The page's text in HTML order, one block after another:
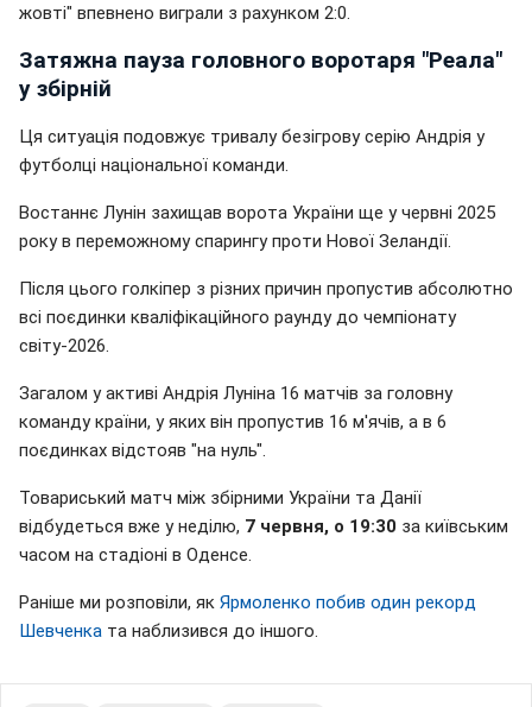
жовті" впевнено виграли з рахунком 2:0.
Затяжна пауза головного воротаря "Реала"
у збірній
Ця ситуація подовжує тривалу безігрову серію Андрія у
футболці національної команди.
Востаннє Лунін захищав ворота України ще у червні 2025
року в переможному спарингу проти Нової Зеландії.
Після цього голкіпер з різних причин пропустив абсолютно
всі поєдинки кваліфікаційного раунду до чемпіонату
світу-2026.
Загалом у активі Андрія Луніна 16 матчів за головну
команду країни, у яких він пропустив 16 м'ячів, а в 6
поєдинках відстояв "на нуль".
Товариський матч між збірними України та Данії
відбудеться вже у неділю, 7 червня, о 19:30 за київським
часом на стадіоні в Оденсе.
Раніше ми розповіли, як Ярмоленко побив один рекорд
Шевченка та наблизився до іншого.